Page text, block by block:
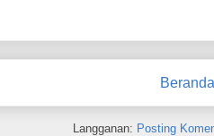
Beranda
Langganan: Posting